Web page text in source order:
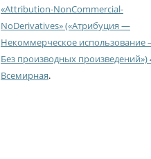
«Attribution-NonCommercial-
NoDerivatives» («Атрибуция —
Некоммерческое использование
Без производных произведений»)
Всемирная.